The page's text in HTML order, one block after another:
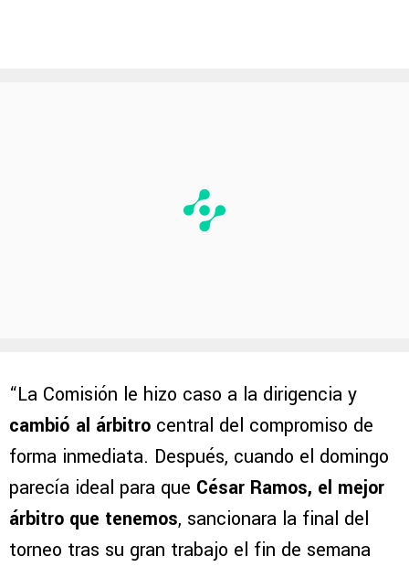
“La Comisión le hizo caso a la dirigencia y
cambió al árbitro central del compromiso de
forma inmediata. Después, cuando el domingo
parecía ideal para que César Ramos, el mejor
árbitro que tenemos, sancionara la final del
torneo tras su gran trabajo el fin de semana